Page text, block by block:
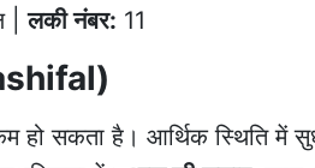
|लकी नंबर: 11
सकता है। आर्थिक स्थिति में